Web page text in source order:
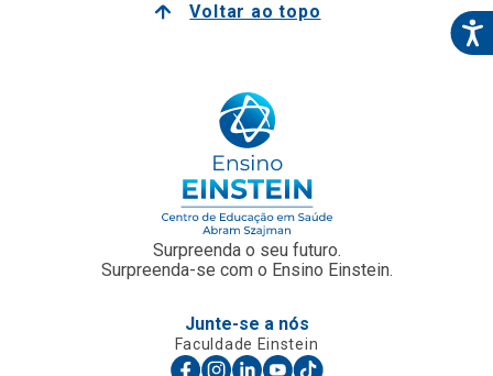
Voltar ao topo
Surpreenda o seu futuro.
Surpreenda-se com o Ensino Einstein.
Junte-se a nós
Faculdade Einstein